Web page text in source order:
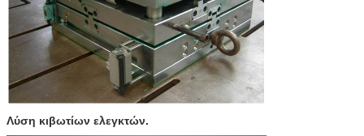
Λύση κιβωτίων ελεγκτών.